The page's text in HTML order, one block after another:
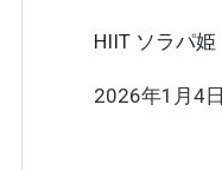
HIIT ソラパ姫
2026年1月4日